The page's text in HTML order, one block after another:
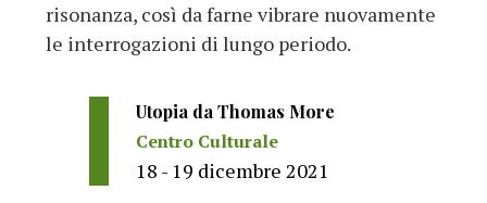
risonanza, così da farne vibrare nuovamente
le interrogazioni di lungo periodo.
Utopia da Thomas More
Centro Culturale
18 - 19 dicembre 2021